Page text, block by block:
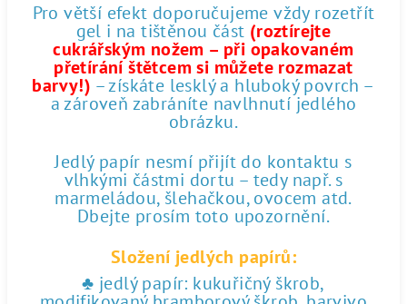
Pro větší efekt doporučujeme vždy rozetřít
gel i na tištěnou část (roztírejte
cukrářským nožem – při opakovaném
přetírání štětcem si můžete rozmazat
barvy!) – získáte lesklý a hluboký povrch –
a zároveň zabráníte navlhnutí jedlého
obrázku.
Jedlý papír nesmí přijít do kontaktu s
vlhkými částmi dortu – tedy např. s
marmeládou, šlehačkou, ovocem atd.
Dbejte prosím toto upozornění.
Složení jedlých papírů:
♣ jedlý papír: kukuřičný škrob,